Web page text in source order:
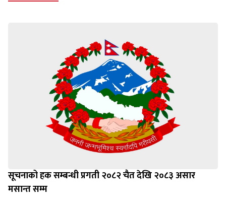
सूचनाको हक सम्बन्धी प्रगती २०८२ चैत देखि २०८३ असार
मसान्त सम्म